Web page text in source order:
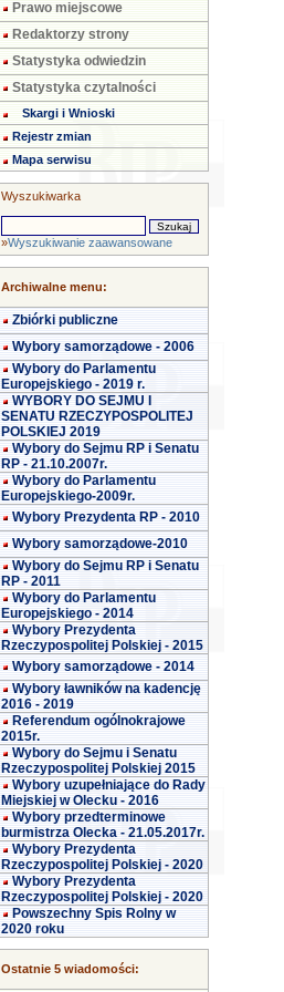
Prawo miejscowe
Redaktorzy strony
Statystyka odwiedzin
Statystyka czytalności
Skargi i Wnioski
Rejestr zmian
Mapa serwisu
Wyszukiwarka
»Wyszukiwanie zaawansowane
Archiwalne menu:
Zbiórki publiczne
Wybory samorządowe - 2006
Wybory do Parlamentu
Europejskiego - 2019 r.
WYBORY DO SEJMU I
SENATU RZECZYPOSPOLITEJ
POLSKIEJ 2019
Wybory do Sejmu RP i Senatu
RP - 21.10.2007r.
Wybory do Parlamentu
Europejskiego-2009r.
Wybory Prezydenta RP - 2010
Wybory samorządowe-2010
Wybory do Sejmu RP i Senatu
RP - 2011
Wybory do Parlamentu
Europejskiego - 2014
Wybory Prezydenta
Rzeczypospolitej Polskiej - 2015
Wybory samorządowe - 2014
Wybory ławników na kadencję
2016 - 2019
Referendum ogólnokrajowe
2015r.
Wybory do Sejmu i Senatu
Rzeczypospolitej Polskiej 2015
Wybory uzupełniające do Rady
Miejskiej w Olecku - 2016
Wybory przedterminowe
burmistrza Olecka - 21.05.2017r.
Wybory Prezydenta
Rzeczypospolitej Polskiej - 2020
Wybory Prezydenta
Rzeczypospolitej Polskiej - 2020
Powszechny Spis Rolny w
2020 roku
Ostatnie 5 wiadomości: